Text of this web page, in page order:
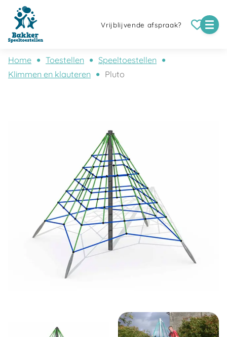
Vrijblijvende afspraak?
Home Toestellen
Speeltoestellen
Klimmen en klauteren
Pluto